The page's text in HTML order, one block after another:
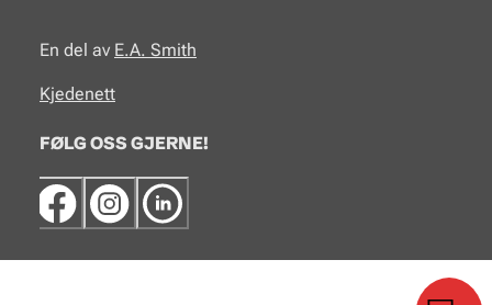
En del av E.A. Smith
Kjedenett
FØLG OSS GJERNE!